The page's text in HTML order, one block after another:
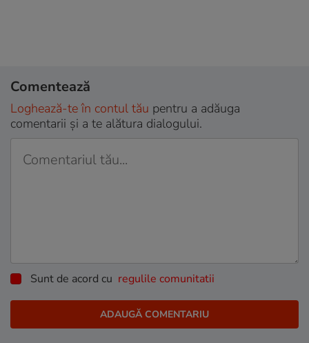
Comentează
Loghează-te în contul tău pentru a adăuga
comentarii și a te alătura dialogului.
Sunt de acord cu regulile comunitatii